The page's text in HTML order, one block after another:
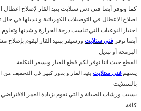
كما ونوفر أيضا فني دش ستلايت بنيد القار لإصلاح
اصلاح الاعطال في التوصيلات الكهربائية و تبديلها في
اختيار النوعيات التي تناسب درجة الحرارة و شدتها
أيضا نوفر فني ستلايت ورسيفر ببنيد القار ليقوم
البرمجة أو تبديل
القطع حيث اننا نوفر لكم قطع الغيار وبسعر التكلفة.
يسهم فني ستلايتبنيد القار و بدور كبير في التخفيف
بالستلايت
بسبب ورشات الصيانة و التي تقوم بزيادة العمر
كافة.